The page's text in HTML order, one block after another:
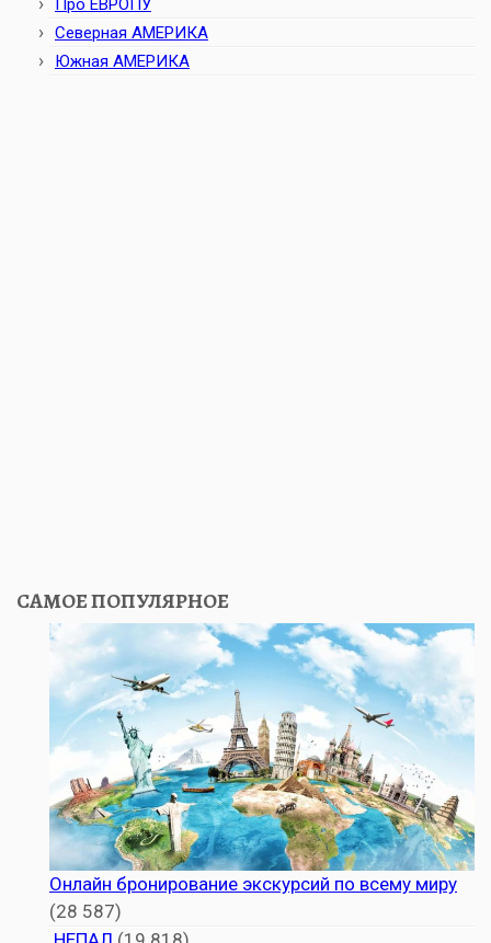
Про ЕВРОПУ
Северная АМЕРИКА
Южная АМЕРИКА
САМОЕ ПОПУЛЯРНОЕ
Онлайн бронирование экскурсий по всему миру
(28 587)